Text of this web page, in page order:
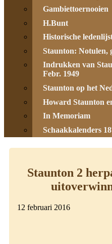
Gambiettoernooien
H.Bunt
Historische
Staunton: Notulen,
Indrukken van
Febr. 1949
Staunton op het
Howard Staunton
In Memoriam
Schaakkalenders
Staunton 2
12 februari 2016